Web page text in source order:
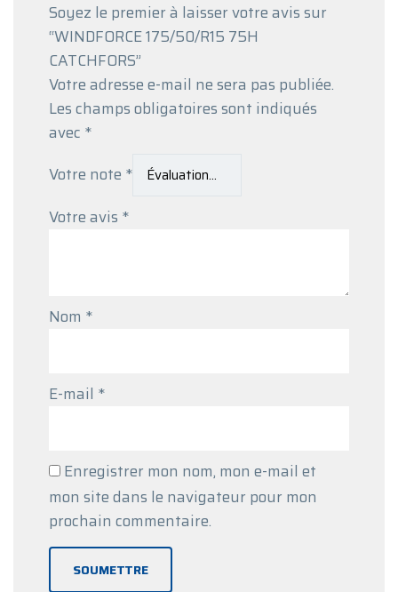
Soyez le premier à laisser votre avis sur
“WINDFORCE 175/50/R15 75H
CATCHFORS”
Votre adresse e-mail ne sera pas publiée.
Les champs obligatoires sont indiqués
avec *
Votre note *
Votre avis *
Nom *
E-mail *
Enregistrer mon nom, mon e-mail et
mon site dans le navigateur pour mon
prochain commentaire.